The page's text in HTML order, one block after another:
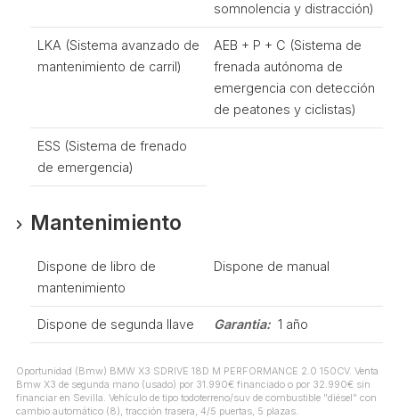
somnolencia y distracción)
LKA (Sistema avanzado de
mantenimiento de carril)
AEB + P + C (Sistema de
frenada autónoma de
emergencia con detección
de peatones y ciclistas)
ESS (Sistema de frenado
de emergencia)
Mantenimiento
Dispone de libro de
mantenimiento
Dispone de manual
Dispone de segunda llave Garantia: 1 año
Oportunidad (Bmw) BMW X3 SDRIVE 18D M PERFORMANCE 2.0 150CV. Venta
Bmw X3 de segunda mano (usado) por 31.990€ financiado o por 32.990€ sin
financiar en Sevilla. Vehículo de tipo todoterreno/suv de combustible "diésel" con
cambio automático (8), tracción trasera, 4/5 puertas, 5 plazas.